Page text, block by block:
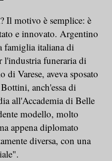
Il motivo è semplice: è
e innovato. Argentino
famiglia italiana di
l'industria funeraria di
Varese, aveva sposato
anch'essa di
all'Accademia di Belle
modello, molto
appena diplomato
diversa, con una